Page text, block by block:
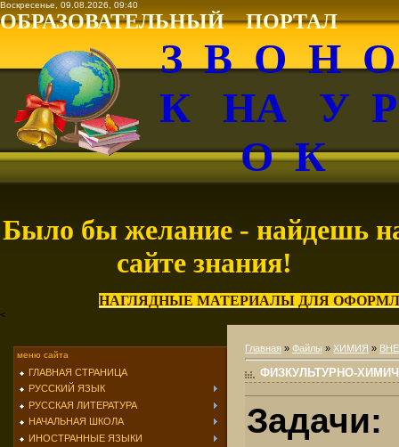
Воскресенье, 09.08.2026, 09:40
ОБРАЗОВАТЕЛЬНЫЙ ПОРТАЛ
З В О Н
К НА У
О К
Было бы желание - найдешь
сайте знания!
НАГЛЯДНЫЕ МАТЕРИАЛЫ ДЛЯ
<
меню сайта
ГЛАВНАЯ СТРАНИЦА
РУССКИЙ ЯЗЫК
РУССКАЯ ЛИТЕРАТУРА
НАЧАЛЬНАЯ ШКОЛА
ИНОСТРАННЫЕ ЯЗЫКИ
Главная » Файлы » ХИМИЯ »
ФИЗКУЛЬТУРНО-
Задачи: